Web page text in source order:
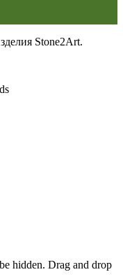
Stone2Art.
hidden. Drag and drop